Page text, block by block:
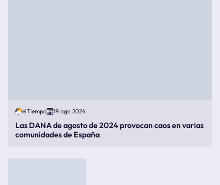
elTiempo 19 ago 2024
Las DANA de agosto de 2024 provocan caos en varias
comunidades de España